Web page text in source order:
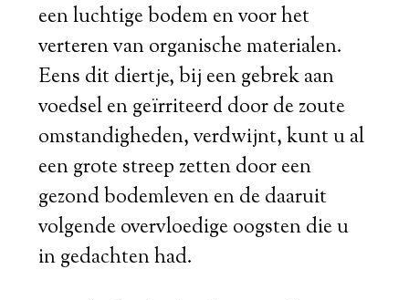
een luchtige bodem en voor het
verteren van organische materialen.
Eens dit diertje, bij een gebrek aan
voedsel en geïrriteerd door de zoute
omstandigheden, verdwijnt, kunt u al
een grote streep zetten door een
gezond bodemleven en de daaruit
volgende overvloedige oogsten die u
in gedachten had.